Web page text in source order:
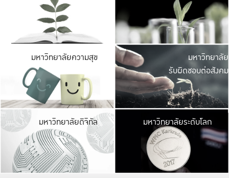
มีพื้นที่เขียวสดใส
เป็นป่าในเมือง เกษต
มหาวิทยาลัยความสุข มหาวิ
ค
เปิดประ
และพบเรื่องราวใ
มหาวิทยาลัย
รับผิดชอบต่อสังคม
มหาวิทยาลัยดิจิทัล มหาวิ
เปลี่ยนแปลง แล
เพื่อทำง
ระบบสารสนเทศ
มหาวิทยาลัยระดับโลก